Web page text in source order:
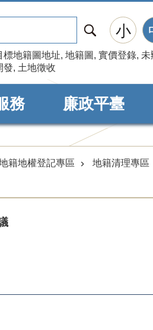
尋
標地籍圖地址 地籍圖 實價登錄 未
發 土地徵收
小
務 廉政平臺
籍地權登記專區 地籍清理專區